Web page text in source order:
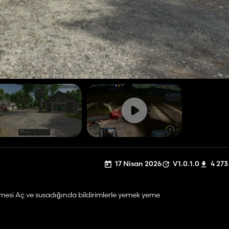
17 Nisan 2026 V1.0.1.0 4 273
Aç ve susadığında bildirimlerle yemek yeme